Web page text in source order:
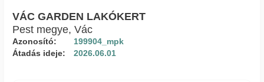
VÁC GARDEN LAKÓKERT
Pest megye, Vác
Azonosító:
199904_mpk
Átadás ideje:
2026.06.01